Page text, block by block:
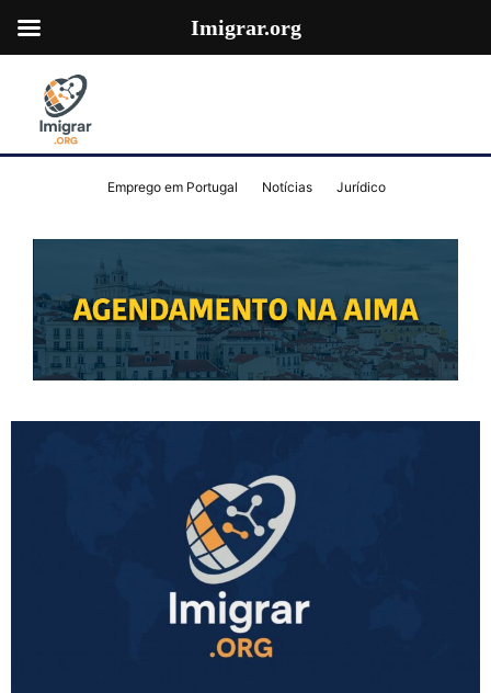
Emprego em Portugal Notícias Jurídico
Imigrar.org